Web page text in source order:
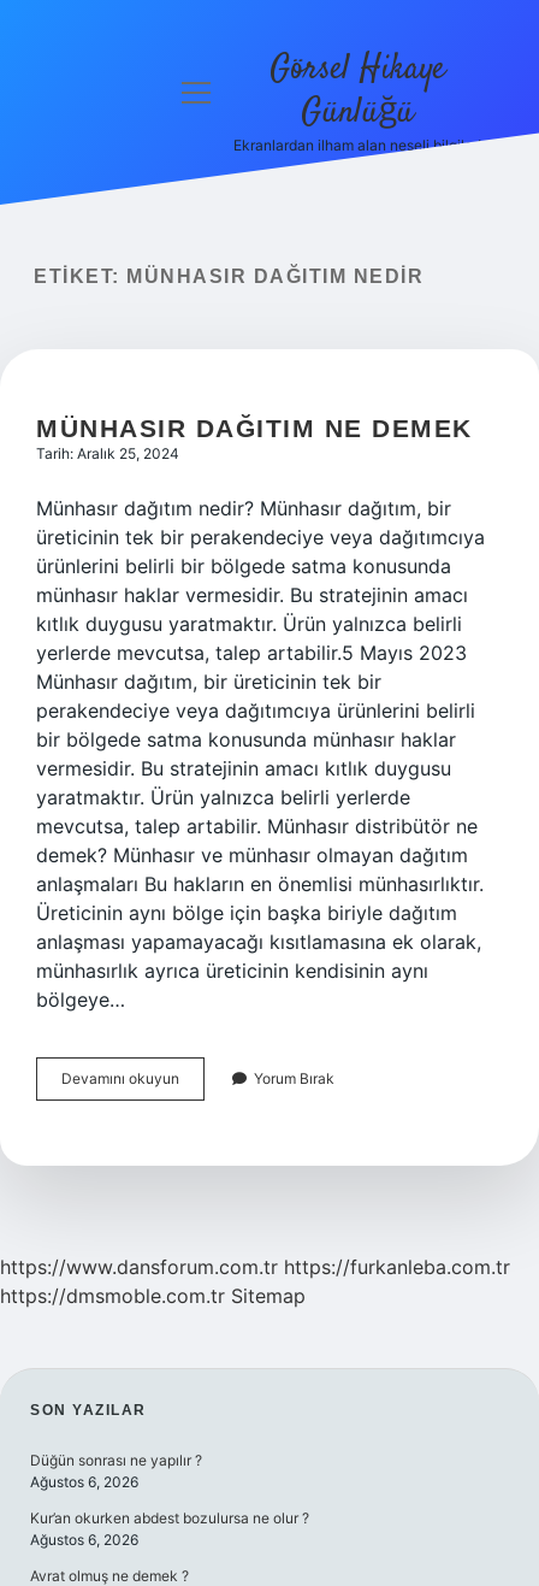
menüyü
Görsel Hikaye
Günlüğü
Ekranlardan ilham alan neşeli bilgiler!
ETIKET: MÜNHASIR DAĞITIM NEDIR
MÜNHASIR DAĞITIM NE DEMEK
Tarih: Aralık 25, 2024
Münhasır dağıtım nedir? Münhasır dağıtım, bir
üreticinin tek bir perakendeciye veya dağıtımcıya
ürünlerini belirli bir bölgede satma konusunda
münhasır haklar vermesidir. Bu stratejinin amacı
kıtlık duygusu yaratmaktır. Ürün yalnızca belirli
yerlerde mevcutsa, talep artabilir.5 Mayıs 2023
Münhasır dağıtım, bir üreticinin tek bir
perakendeciye veya dağıtımcıya ürünlerini belirli
bir bölgede satma konusunda münhasır haklar
vermesidir. Bu stratejinin amacı kıtlık duygusu
yaratmaktır. Ürün yalnızca belirli yerlerde
mevcutsa, talep artabilir. Münhasır distribütör ne
demek? Münhasır ve münhasır olmayan dağıtım
anlaşmaları Bu hakların en önemlisi münhasırlıktır.
Üreticinin aynı bölge için başka biriyle dağıtım
anlaşması yapamayacağı kısıtlamasına ek olarak,
münhasırlık ayrıca üreticinin kendisinin aynı
bölgeye…
Devamını okuyun Münhasır
Dağıtım
Yorum Bırak
https://www.dansforum.com.tr https://furkanleba.com.tr
https://dmsmoble.com.tr Sitemap
SIDEBAR
SON YAZILAR
Düğün sonrası ne yapılır ?
Ağustos 6, 2026
Kur’an okurken abdest bozulursa ne olur ?
Ağustos 6, 2026
Avrat olmuş ne demek ?